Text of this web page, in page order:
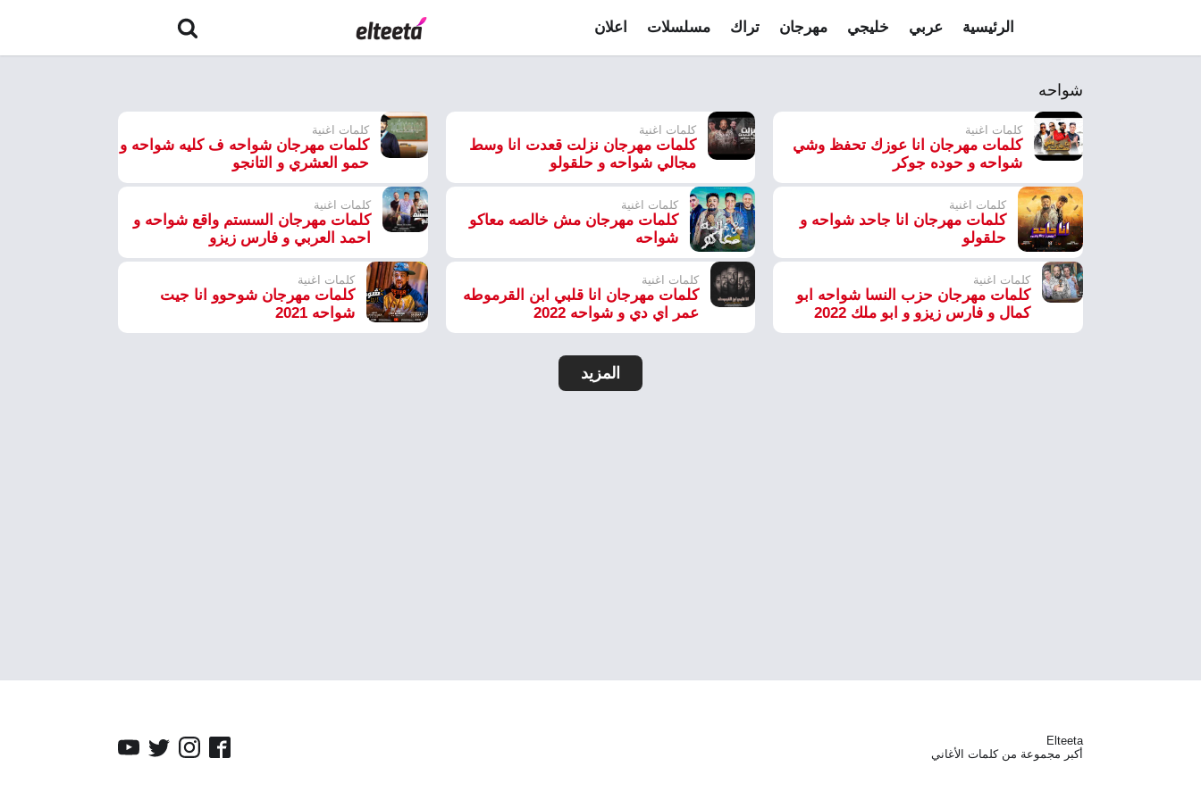
الرئيسية عربي خليجي مهرجان تراك مسلسلات اعلان
شواحه
كلمات اغنية
كلمات مهرجان انا عوزك تحفظ وشي
شواحه و حوده جوكر
كلمات اغنية
كلمات مهرجان نزلت قعدت انا وسط
مجالي شواحه و حلقولو
كلمات اغنية
كلمات مهرجان شواحه ف كليه شواحه و
حمو العشري و التانجو
كلمات اغنية
كلمات مهرجان انا جاحد شواحه و
حلقولو
كلمات اغنية
كلمات مهرجان مش خالصه معاكو
شواحه
كلمات اغنية
كلمات مهرجان السستم واقع شواحه و
احمد العربي و فارس زيزو
كلمات اغنية
كلمات مهرجان حزب النسا شواحه ابو
كمال و فارس زيزو و ابو ملك 2022
كلمات اغنية
كلمات مهرجان انا قلبي ابن القرموطه
عمر اي دي و شواحه 2022
كلمات اغنية
كلمات مهرجان شوحوو انا جيت
شواحه 2021
المزيد
Elteeta
أكبر مجموعة من كلمات الأغاني